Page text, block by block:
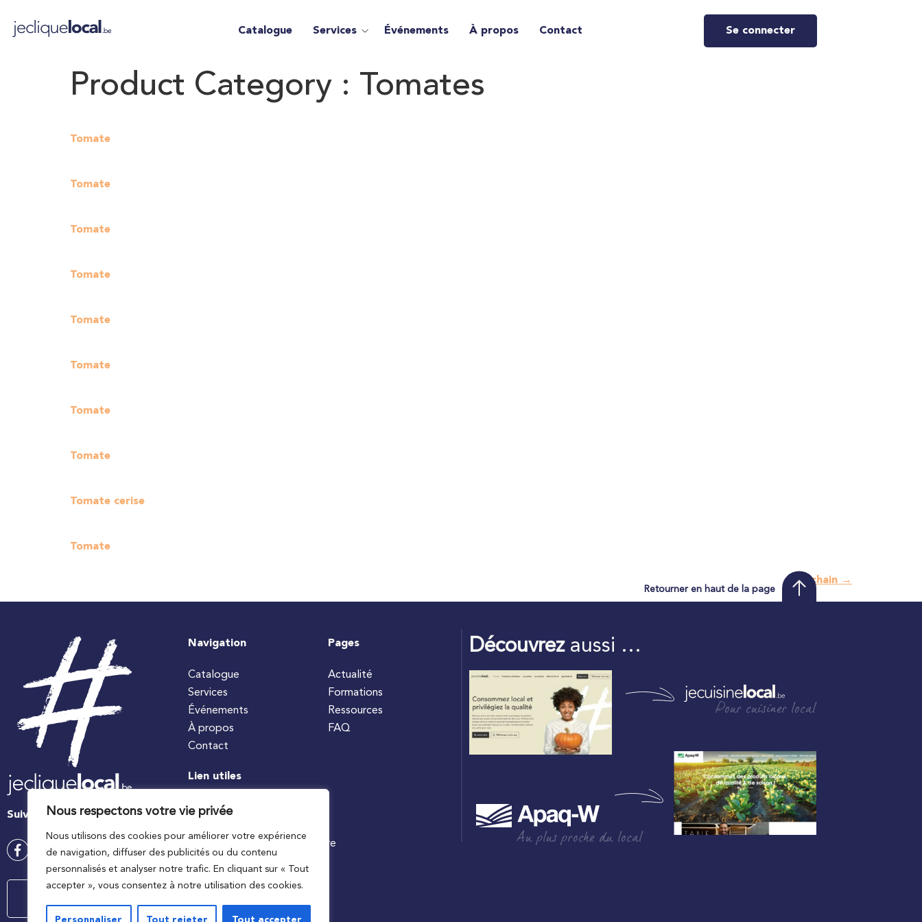
Nous respectons votre vie privée
Nous utilisons des cookies pour améliorer votre expérience
de navigation, diffuser des publicités ou du contenu
personnalisés et analyser notre trafic. En cliquant sur « Tout
accepter », vous consentez à notre utilisation des cookies.
Personnaliser Tout rejeter Tout accepter
Catalogue Services Événements À propos Contact Se connecter
Product Category : Tomates
Tomate
Tomate
Tomate
Tomate
Tomate
Tomate
Tomate
Tomate
Tomate cerise
Tomate
Prochain →
Retourner en haut de la page
Suivez-nous
Navigation
Catalogue
Services
Événements
À propos
Contact
Pages
Actualité
Formations
Ressources
FAQ
Lien utiles
#jecuisinelocal
Ministre wallon de l’agriculture
Découvrezaussi …
Pour cuisiner local
Au plus proche du local